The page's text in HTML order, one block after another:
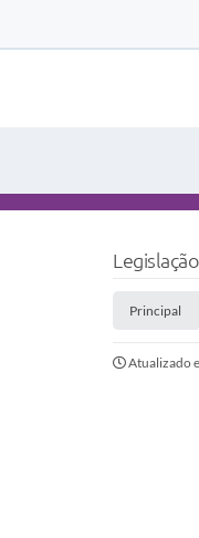
Legislação
Principal
Atualizado